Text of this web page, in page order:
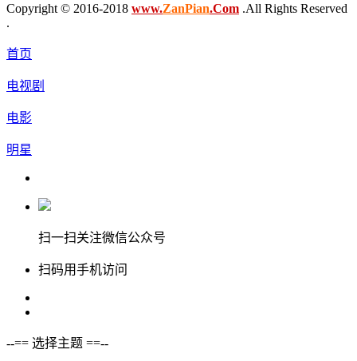
Copyright © 2016-2018 www.ZanPian.Com .All Rights Reserved
.
首页
电视剧
电影
明星
扫一扫关注微信公众号
扫码用手机访问
--== 选择主题 ==--